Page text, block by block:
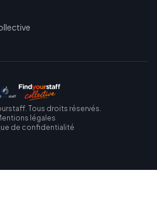
Tous droits réservés.
légales
de confidentialité